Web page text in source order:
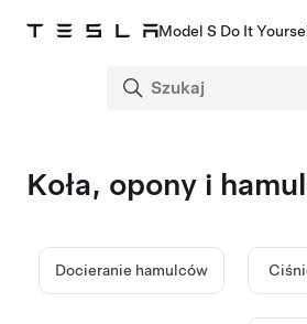
Model S Do It
Koła, opony i
Docieranie hamulców